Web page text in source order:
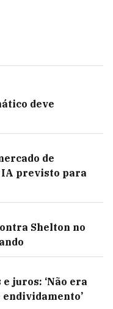
deve
de
previsto para
Shelton no
juros: ‘Não era